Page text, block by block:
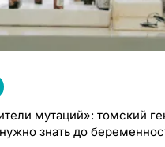
мутаций»: томский
знать до